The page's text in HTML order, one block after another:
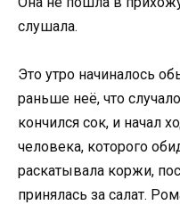
слушала.
Это утро начиналось
раньше неё, что
кончился сок, и начал
человека, которого
раскатывала коржи,
принялась за салат.